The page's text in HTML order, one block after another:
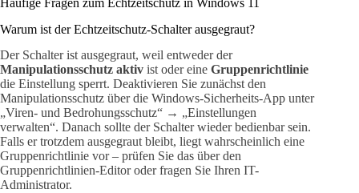
Warum ist der Echtzeitschutz-Schalter ausgegraut?
Der Schalter ist ausgegraut, weil entweder der
Manipulationsschutz aktiv ist oder eine Gruppenrichtlinie
die Einstellung sperrt. Deaktivieren Sie zunächst den
Manipulationsschutz über die Windows-Sicherheits-App unter
„Viren- und Bedrohungsschutz“ → „Einstellungen
verwalten“. Danach sollte der Schalter wieder bedienbar sein.
Falls er trotzdem ausgegraut bleibt, liegt wahrscheinlich eine
Gruppenrichtlinie vor – prüfen Sie das über den
Gruppenrichtlinien-Editor oder fragen Sie Ihren IT-
Administrator.